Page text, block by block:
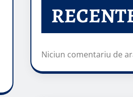
Niciun comentariu de